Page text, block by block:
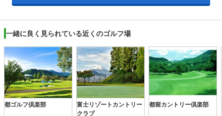
一緒に良く見られている近くのゴルフ場
都ゴルフ倶楽部
富士リゾートカントリー
クラブ
都留カントリー倶楽部